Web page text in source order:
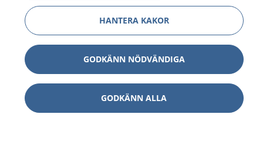
HANTERA KAKOR
GODKÄNN NÖDVÄNDIGA
GODKÄNN ALLA